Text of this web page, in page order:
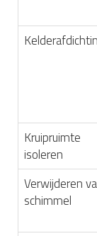
Kruipruimte
isoleren
Verwijderen
schimmel